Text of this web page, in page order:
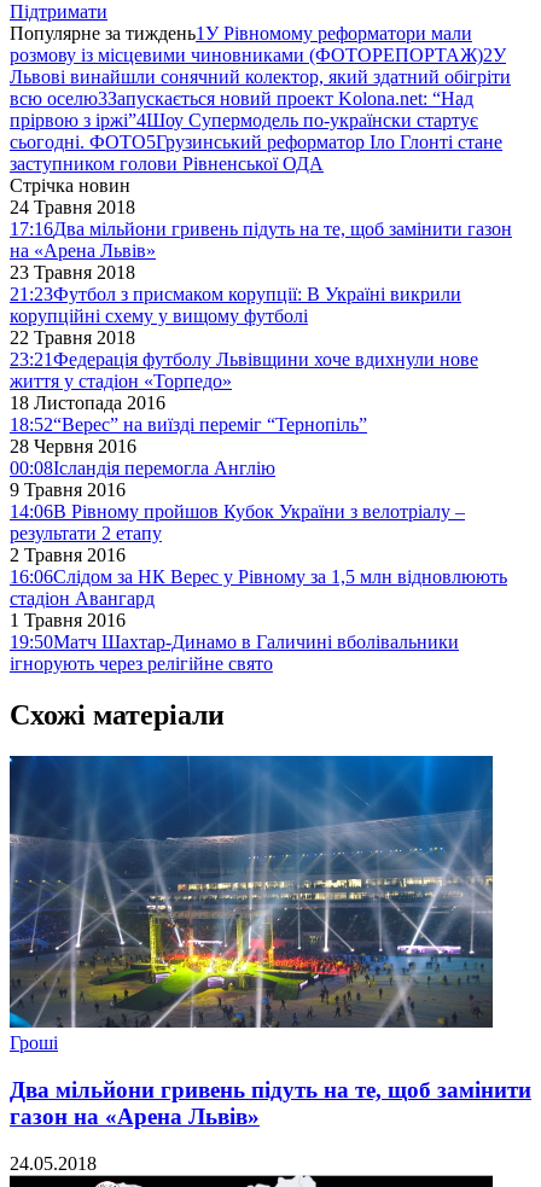
Підтримати
Популярне за тиждень1У Рівномому реформатори мали
розмову із місцевими чиновниками (ФОТОРЕПОРТАЖ)2У
Львові винайшли сонячний колектор, який здатний обігріти
всю оселю3Запускається новий проект Kolona.net: “Над
прірвою з іржі”4Шоу Супермодель по-українски стартує
сьогодні. ФОТО5Грузинський реформатор Іло Глонті стане
заступником голови Рівненської ОДА
Стрічка новин
24 Травня 2018
17:16Два мільйони гривень підуть на те, щоб замінити газон
на «Арена Львів»
23 Травня 2018
21:23Футбол з присмаком корупції: В Україні викрили
корупційні схему у вищому футболі
22 Травня 2018
23:21Федерація футболу Львівщини хоче вдихнули нове
життя у стадіон «Торпедо»
18 Листопада 2016
18:52“Верес” на виїзді переміг “Тернопіль”
28 Червня 2016
00:08Ісландія перемогла Англію
9 Травня 2016
14:06В Рівному пройшов Кубок України з велотріалу –
результати 2 етапу
2 Травня 2016
16:06Слідом за НК Верес у Рівному за 1,5 млн відновлюють
стадіон Авангард
1 Травня 2016
19:50Матч Шахтар-Динамо в Галичині вболівальники
ігнорують через релігійне свято
Схожі матеріали
Гроші
Два мільйони гривень підуть на те, щоб замінити
газон на «Арена Львів»
24.05.2018